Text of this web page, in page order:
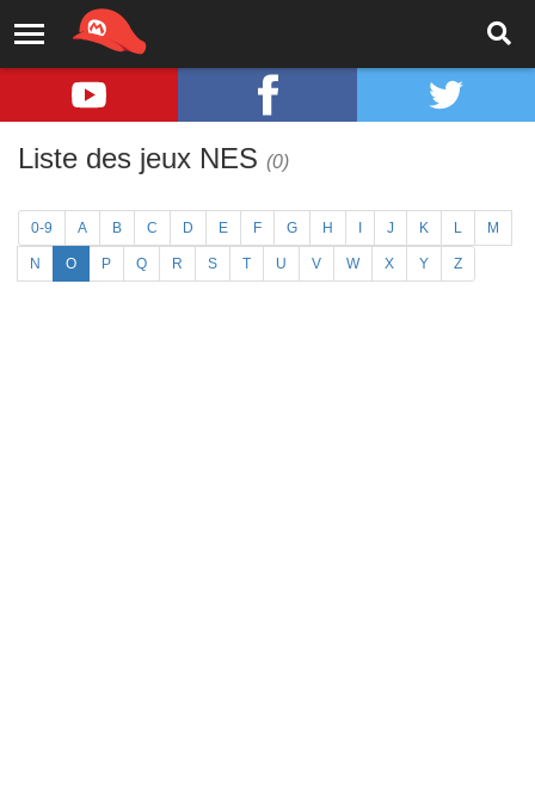
Liste des jeux NES (0)
0-9 A B C D E F G H J K L M
N O P Q R S T U V W X Y Z